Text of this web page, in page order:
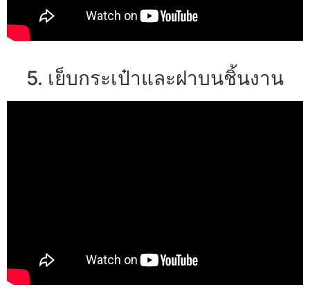
5. เย็บกระเป๋าและฝาบนชิ้นงาน